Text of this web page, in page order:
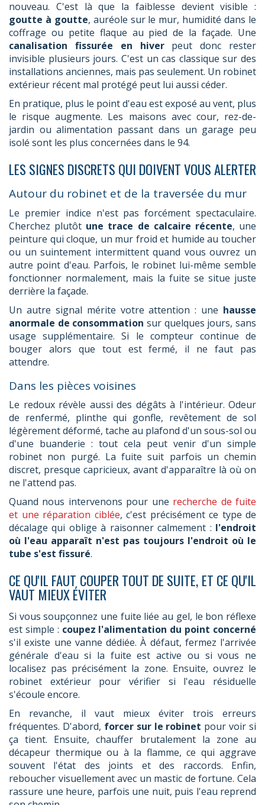
nouveau. C'est là que la faiblesse devient visible :
goutte à goutte, auréole sur le mur, humidité dans le
coffrage ou petite flaque au pied de la façade. Une
canalisation fissurée en hiverpeut donc rester
invisible plusieurs jours. C'est un cas classique sur des
installations anciennes, mais pas seulement. Un robinet
extérieur récent mal protégé peut lui aussi céder.
En pratique, plus le point d'eau est exposé au vent, plus
le risque augmente. Les maisons avec cour, rez-de-
jardin ou alimentation passant dans un garage peu
isolé sont les plus concernées dans le 94.
LES SIGNES DISCRETS QUI DOIVENT VOUS ALERTER
Autour du robinet et de la traversée du mur
Le premier indice n'est pas forcément spectaculaire.
Cherchez plutôt une trace de calcaire récente, une
peinture qui cloque, un mur froid et humide au toucher
ou un suintement intermittent quand vous ouvrez un
autre point d'eau. Parfois, le robinet lui-même semble
fonctionner normalement, mais la fuite se situe juste
derrière la façade.
Un autre signal mérite votre attention : une hausse
anormale de consommation sur quelques jours, sans
usage supplémentaire. Si le compteur continue de
bouger alors que tout est fermé, il ne faut pas
attendre.
Dans les pièces voisines
Le redoux révèle aussi des dégâts à l'intérieur. Odeur
de renfermé, plinthe qui gonfle, revêtement de sol
légèrement déformé, tache au plafond d'un sous-sol ou
d'une buanderie : tout cela peut venir d'un simple
robinet non purgé. La fuite suit parfois un chemin
discret, presque capricieux, avant d'apparaître là où on
ne l'attend pas.
Quand nous intervenons pour une recherche de fuite
et une réparation ciblée, c'est précisément ce type de
décalage qui oblige à raisonner calmement : l'endroit
où l'eau apparaît n'est pas toujours l'endroit où le
tube s'est fissuré.
CE QU'IL FAUT COUPER TOUT DE SUITE, ET CE QU'IL
VAUT MIEUX ÉVITER
Si vous soupçonnez une fuite liée au gel, le bon réflexe
est simple : coupez l'alimentation du point concerné
s'il existe une vanne dédiée. À défaut, fermez l'arrivée
générale d'eau si la fuite est active ou si vous ne
localisez pas précisément la zone. Ensuite, ouvrez le
robinet extérieur pour vérifier si l'eau résiduelle
s'écoule encore.
En revanche, il vaut mieux éviter trois erreurs
fréquentes. D'abord, forcer sur le robinet pour voir si
ça tient. Ensuite, chauffer brutalement la zone au
décapeur thermique ou à la flamme, ce qui aggrave
souvent l'état des joints et des raccords. Enfin,
reboucher visuellement avec un mastic de fortune. Cela
rassure une heure, parfois une nuit, puis l'eau reprend